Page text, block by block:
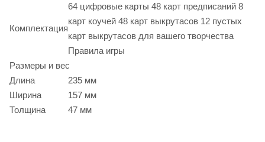
Комплектация
64 цифровые карты 48 карт предписаний 8
карт коучей 48 карт выкрутасов 12 пустых
карт выкрутасов для вашего творчества
Правила игры
Размеры и вес
Длина
235 мм
Ширина
157 мм
Толщина
47 мм